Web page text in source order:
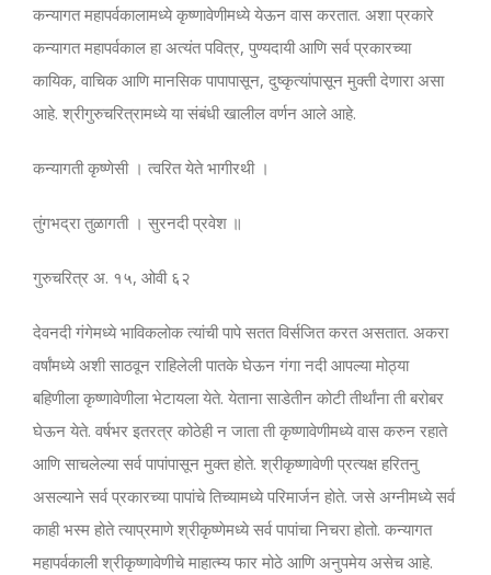
कन्यागत महापर्वकालामध्ये कृष्णावेणीमध्ये येऊन वास करतात. अशा प्रकारे
कन्यागत महापर्वकाल हा अत्यंत पवित्र, पुण्यदायी आणि सर्व प्रकारच्या
कायिक, वाचिक आणि मानसिक पापापासून, दुष्कृत्यांपासून मुक्ती देणारा असा
आहे. श्रीगुरुचरित्रामध्ये या संबंधी खालील वर्णन आले आहे.
कन्यागती कृष्णेसी । त्वरित येते भागीरथी ।
तुंगभद्रा तुळागती । सुरनदी प्रवेश ॥
गुरुचरित्र अ. १५, ओवी ६२
देवनदी गंगेमध्ये भाविकलोक त्यांची पापे सतत विर्सजित करत असतात. अकरा
वर्षांमध्ये अशी साठवून राहिलेली पातके घेऊन गंगा नदी आपल्या मोठ्या
बहिणीला कृष्णावेणीला भेटायला येते. येताना साडेतीन कोटी तीर्थांना ती बरोबर
घेऊन येते. वर्षभर इतरत्र कोठेही न जाता ती कृष्णावेणीमध्ये वास करुन रहाते
आणि साचलेल्या सर्व पापांपासून मुक्त होते. श्रीकृष्णावेणी प्रत्यक्ष हरितनु
असल्याने सर्व प्रकारच्या पापांचे तिच्यामध्ये परिमार्जन होते. जसे अग्नीमध्ये सर्व
काही भस्म होते त्याप्रमाणे श्रीकृष्णेमध्ये सर्व पापांचा निचरा होतो. कन्यागत
महापर्वकाली श्रीकृष्णावेणीचे माहात्म्य फार मोठे आणि अनुपमेय असेच आहे.